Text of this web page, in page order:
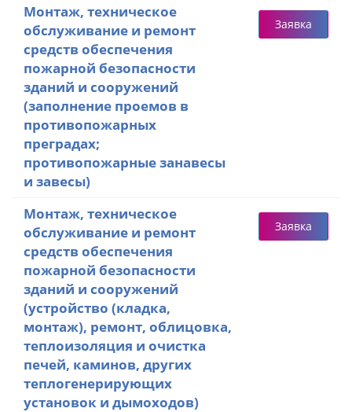
Монтаж, техническое
обслуживание и ремонт
средств обеспечения
пожарной безопасности
зданий и сооружений
(заполнение проемов в
противопожарных
преградах;
противопожарные занавесы
и завесы)
Заявка
Монтаж, техническое
обслуживание и ремонт
средств обеспечения
пожарной безопасности
зданий и сооружений
(устройство (кладка,
монтаж), ремонт, облицовка,
теплоизоляция и очистка
печей, каминов, других
теплогенерирующих
установок и дымоходов)
Заявка